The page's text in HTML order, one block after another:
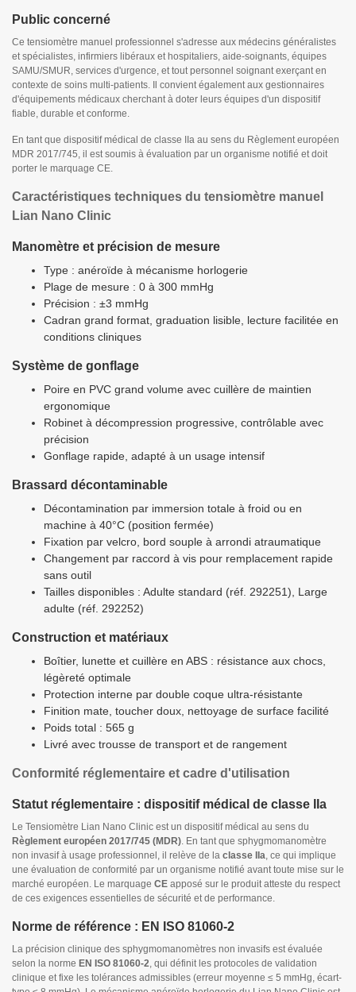
Public concerné
Ce tensiomètre manuel professionnel s'adresse aux médecins généralistes
et spécialistes, infirmiers libéraux et hospitaliers, aide-soignants, équipes
SAMU/SMUR, services d'urgence, et tout personnel soignant exerçant en
contexte de soins multi-patients. Il convient également aux gestionnaires
d'équipements médicaux cherchant à doter leurs équipes d'un dispositif
fiable, durable et conforme.
En tant que dispositif médical de classe IIa au sens du Règlement européen
MDR 2017/745, il est soumis à évaluation par un organisme notifié et doit
porter le marquage CE.
Caractéristiques techniques du tensiomètre manuel
Lian Nano Clinic
Manomètre et précision de mesure
Type : anéroïde à mécanisme horlogerie
Plage de mesure : 0 à 300 mmHg
Précision : ±3 mmHg
Cadran grand format, graduation lisible, lecture facilitée en
conditions cliniques
Système de gonflage
Poire en PVC grand volume avec cuillère de maintien
ergonomique
Robinet à décompression progressive, contrôlable avec
précision
Gonflage rapide, adapté à un usage intensif
Brassard décontaminable
Décontamination par immersion totale à froid ou en
machine à 40°C (position fermée)
Fixation par velcro, bord souple à arrondi atraumatique
Changement par raccord à vis pour remplacement rapide
sans outil
Tailles disponibles : Adulte standard (réf. 292251), Large
adulte (réf. 292252)
Construction et matériaux
Boîtier, lunette et cuillère en ABS : résistance aux chocs,
légèreté optimale
Protection interne par double coque ultra-résistante
Finition mate, toucher doux, nettoyage de surface facilité
Poids total : 565 g
Livré avec trousse de transport et de rangement
Conformité réglementaire et cadre d'utilisation
Statut réglementaire : dispositif médical de classe IIa
Le Tensiomètre Lian Nano Clinic est un dispositif médical au sens du
Règlement européen 2017/745 (MDR). En tant que sphygmomanomètre
non invasif à usage professionnel, il relève de la classe IIa, ce qui implique
une évaluation de conformité par un organisme notifié avant toute mise sur le
marché européen. Le marquage CE apposé sur le produit atteste du respect
de ces exigences essentielles de sécurité et de performance.
Norme de référence : EN ISO 81060-2
La précision clinique des sphygmomanomètres non invasifs est évaluée
selon la norme EN ISO 81060-2, qui définit les protocoles de validation
clinique et fixe les tolérances admissibles (erreur moyenne ≤ 5 mmHg, écart-